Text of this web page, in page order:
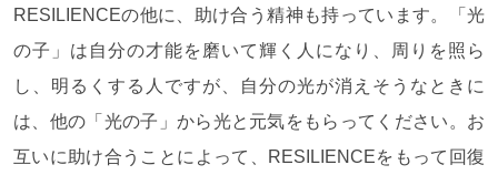
RESILIENCEの他に、助け合う精神も持っています。「光
の子」は自分の才能を磨いて輝く人になり、周りを照ら
し、明るくする人ですが、自分の光が消えそうなときに
は、他の「光の子」から光と元気をもらってください。お
互いに助け合うことによって、RESILIENCEをもって回復